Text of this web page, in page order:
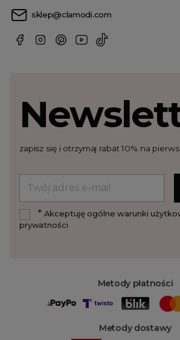
sklep@clamodi.com
Metody płatności
Metody dostawy
zapisz się i otrzymaj rabat 10% na
*Akceptuję ogólne warunki
prywatności